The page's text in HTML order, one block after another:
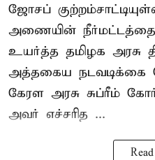
ஜோசப்
அணையின் நீர்மட்டத்தை
உயர்த்த தமிழக அரசு
அத்தகைய நடவடிக்கை
கேரள அரசு சுப்ரீம்
அவர் எச்சரித ...